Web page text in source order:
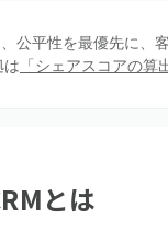
公平性を最優先に、
は 「シェアスコアの算
とは